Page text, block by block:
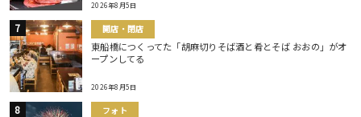
2026年8月5日
開店・閉店
東船橋につくってた「胡麻切りそば酒と肴とそば おおの」がオ
ープンしてる
2026年8月5日
フォト